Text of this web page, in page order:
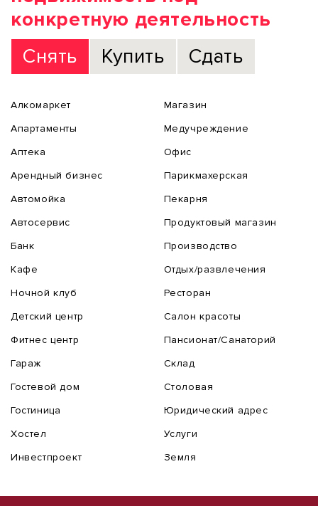
конкретную деятельность
Снять
Купить Сдать
Алкомаркет
Апартаменты
Аптека
Арендный бизнес
Автомойка
Автосервис
Банк
Кафе
Ночной клуб
Детский центр
Фитнес центр
Гараж
Гостевой дом
Гостиница
Хостел
Инвестпроект
Магазин
Медучреждение
Офис
Парикмахерская
Пекарня
Продуктовый магазин
Производство
Отдых/развлечения
Ресторан
Салон красоты
Пансионат/Санаторий
Склад
Столовая
Юридический адрес
Услуги
Земля